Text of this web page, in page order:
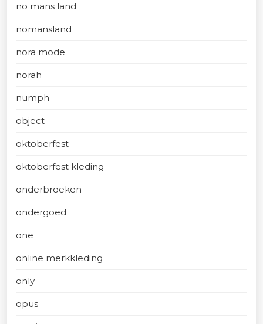
no mans land
nomansland
nora mode
norah
numph
object
oktoberfest
oktoberfest kleding
onderbroeken
ondergoed
one
online merkkleding
only
opus